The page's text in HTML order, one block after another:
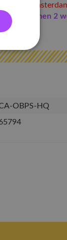
in
binnen 2
OBPS-HQ